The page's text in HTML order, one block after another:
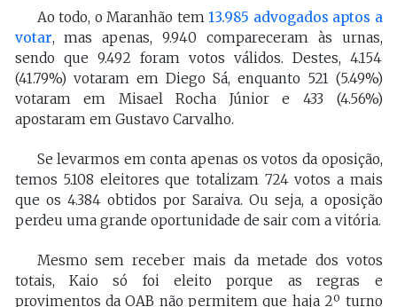
Ao todo, o Maranhão tem 13.985 advogados aptos a
votar, mas apenas, 9.940 compareceram às urnas,
sendo que 9.492 foram votos válidos. Destes, 4.154
(41.79%) votaram em Diego Sá, enquanto 521 (5.49%)
votaram em Misael Rocha Júnior e 433 (4.56%)
apostaram em Gustavo Carvalho.
Se levarmos em conta apenas os votos da oposição,
temos 5.108 eleitores que totalizam 724 votos a mais
que os 4.384 obtidos por Saraiva. Ou seja, a oposição
perdeu uma grande oportunidade de sair com a vitória.
Mesmo sem receber mais da metade dos votos
totais, Kaio só foi eleito porque as regras e
provimentos da OAB não permitem que haja 2º turno